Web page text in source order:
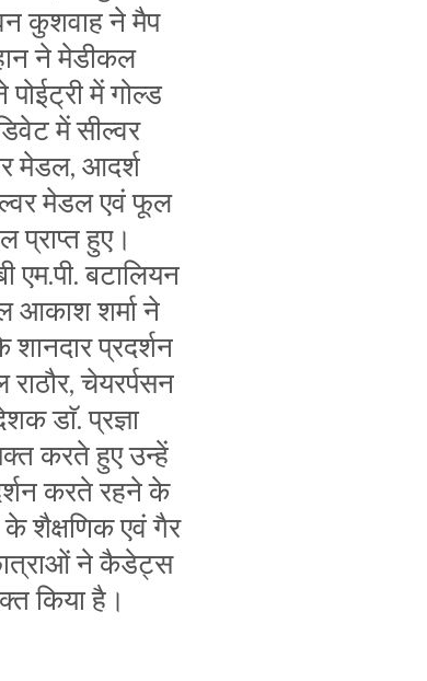
कुशवाह ने मैप
ने मेडीकल
में गोल्ड
में सील्वर
मेडल, आदर्श
मेडल एवं फूल
प्राप्त हुए।
एम.पी. बटालियन
शर्मा ने
प्रदर्शन
चेयरर्पसन
डाॅ. प्रज्ञा
करते हुए उन्हें
करते रहने के
शैक्षणिक एवं गैर
ने कैडेट्स
किया है।